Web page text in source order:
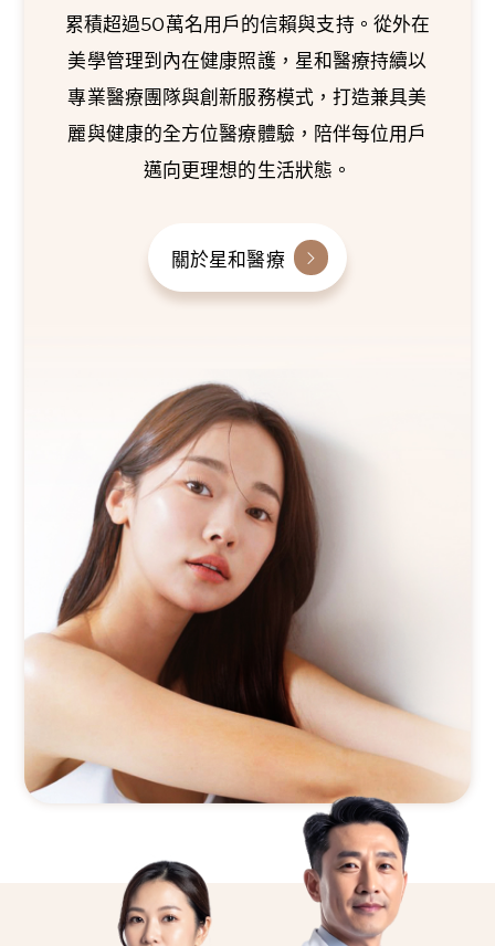
累積超過50萬名用戶的信賴與支持。從外在
美學管理到內在健康照護，星和醫療持續以
專業醫療團隊與創新服務模式，打造兼具美
麗與健康的全方位醫療體驗，陪伴每位用戶
邁向更理想的生活狀態。
關於星和醫療